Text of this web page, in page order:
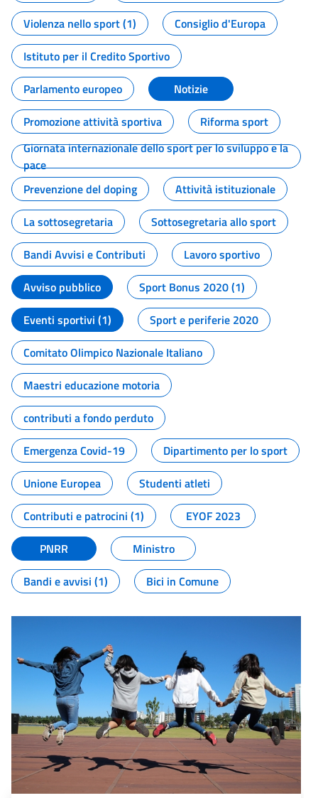
Violenza nello sport (1)
Consiglio d'Europa
Istituto per il Credito Sportivo
Parlamento europeo
Notizie
Promozione attività sportiva
Riforma sport
Giornata internazionale dello sport per lo sviluppo e la
pace
Prevenzione del doping
Attività istituzionale
La sottosegretaria
Sottosegretaria allo sport
Bandi Avvisi e Contributi
Lavoro sportivo
Avviso pubblico
Sport Bonus 2020 (1)
Eventi sportivi (1)
Sport e periferie 2020
Comitato Olimpico Nazionale Italiano
Maestri educazione motoria
contributi a fondo perduto
Emergenza Covid-19
Dipartimento per lo sport
Unione Europea
Studenti atleti
Contributi e patrocini (1)
EYOF 2023
PNRR
Ministro
Bandi e avvisi (1)
Bici in Comune